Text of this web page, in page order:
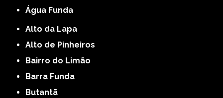
Água Funda
Alto da Lapa
Alto de Pinheiros
Bairro do Limão
Barra Funda
Butantã